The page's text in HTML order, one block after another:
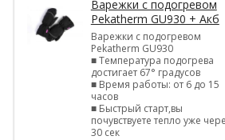
Варежки с подогревом
Pekatherm GU930 + Акб
Варежки с подогревом
Pekatherm GU930
■ Температура подогрева
достигает 67° градусов
■ Время работы: от 6 до 15
часов
■ Быстрый старт,вы
почувствуете тепло уже
30 сек